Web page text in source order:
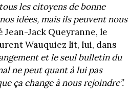
les citoyens de bonne
idées, mais ils peuvent nous
Jean-Jack Queyranne, le
Wauquiez lit, lui, dans
et le seul bulletin du
ne peut quant à lui pas
ça change à nous rejoindre”.